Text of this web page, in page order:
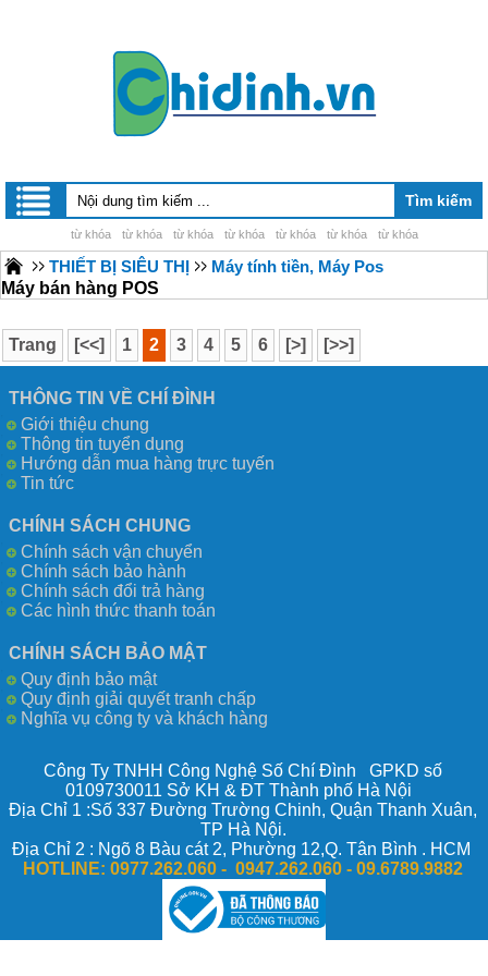
từ khóa từ khóa từ khóa từ khóa từ khóa từ khóa từ khóa
THIẾT BỊ SIÊU THỊ
Máy tính tiền, Máy Pos
Máy bán hàng POS
Trang [<<] 1 2 3 4 5 6 [>] [>>]
THÔNG TIN VỀ CHÍ ĐÌNH
Giới thiệu chung
Thông tin tuyển dụng
Hướng dẫn mua hàng trực tuyến
Tin tức
CHÍNH SÁCH CHUNG
Chính sách vận chuyển
Chính sách bảo hành
Chính sách đổi trả hàng
Các hình thức thanh toán
CHÍNH SÁCH BẢO MẬT
Quy định bảo mật
Quy định giải quyết tranh chấp
Nghĩa vụ công ty và khách hàng
Công Ty TNHH Công Nghệ Số Chí Đình GPKD số
0109730011 Sở KH & ĐT Thành phố Hà Nội
Địa Chỉ 1 :Số 337 Đường Trường Chinh, Quận Thanh Xuân,
TP Hà Nội.
Địa Chỉ 2 : Ngõ 8 Bàu cát 2, Phường 12,Q. Tân Bình . HCM
HOTLINE: 0977.262.060 - 0947.262.060 -09.6789.9882